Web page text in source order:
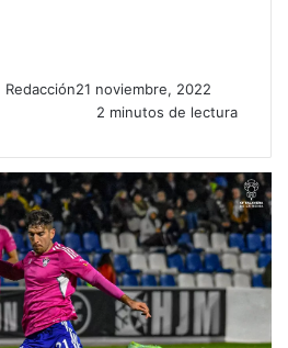
Redacción21 noviembre, 2022
2 minutos de lectura